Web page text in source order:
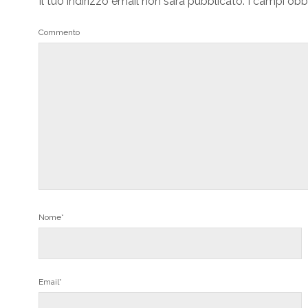
Commento
Nome*
Email*